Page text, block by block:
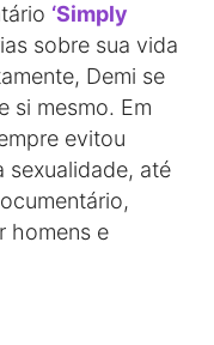
‘Simply
sobre sua vida
Demi se
si mesmo. Em
evitou
sexualidade, até
homens e